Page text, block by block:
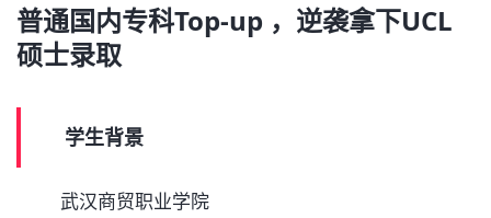
普通国内专科Top-up ，逆袭拿下UCL
硕士录取
学生背景
武汉商贸职业学院